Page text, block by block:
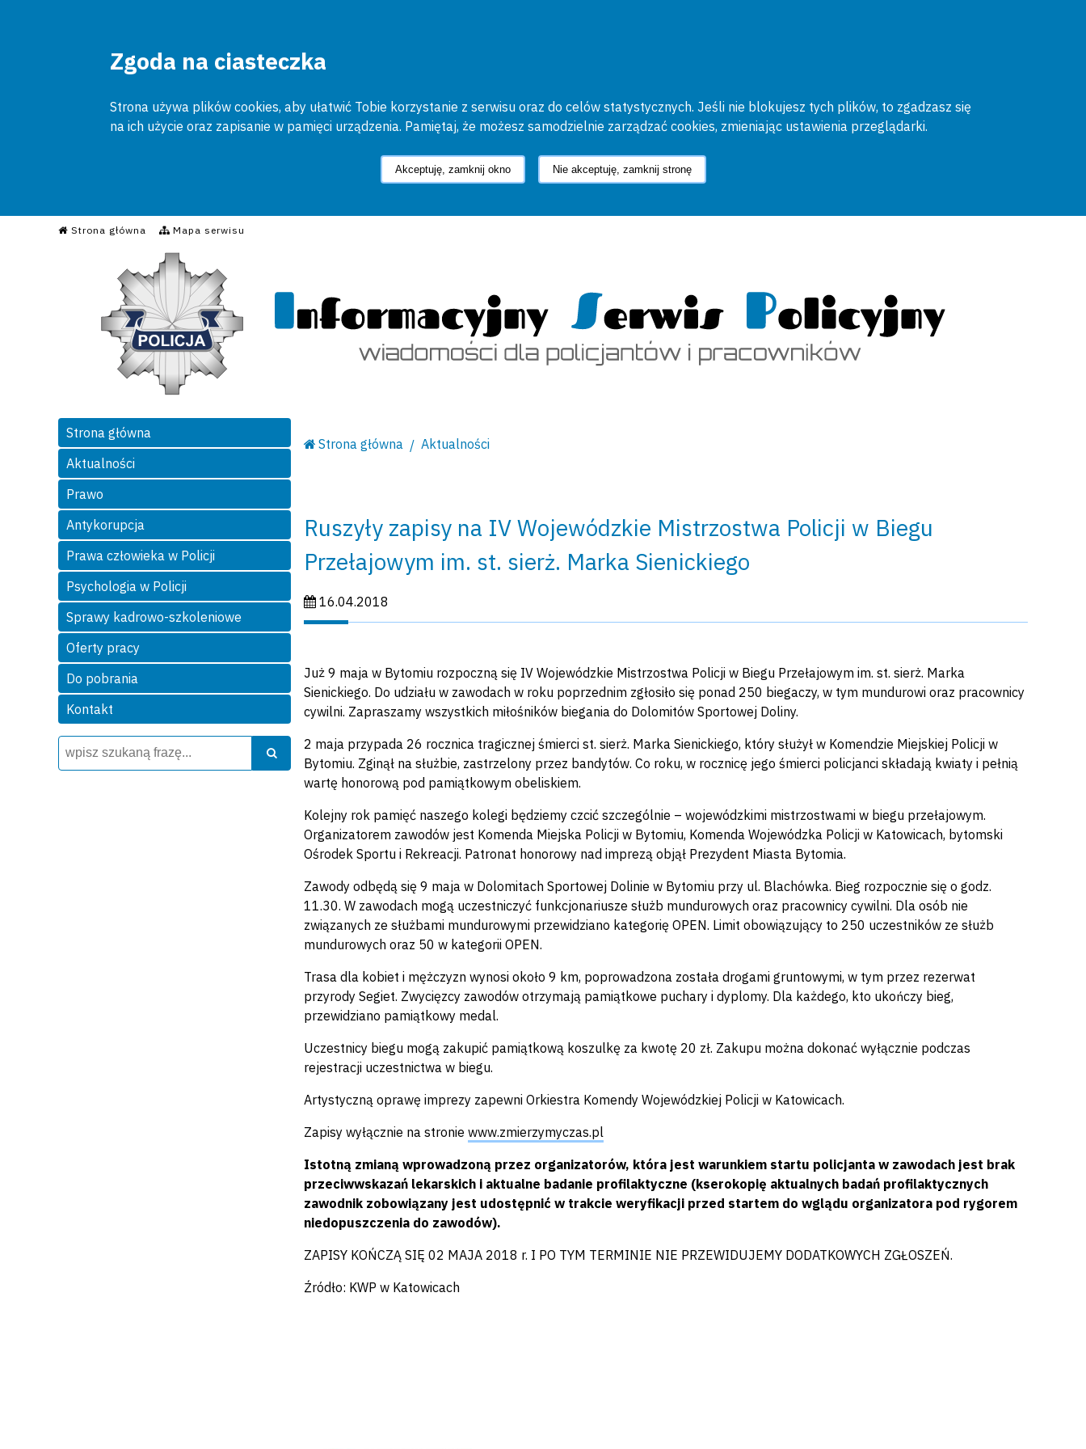
Zgoda na ciasteczka
Strona używa plików cookies, aby ułatwić Tobie korzystanie z serwisu oraz do celów statystycznych. Jeśli nie blokujesz tych plików, to zgadzasz się
na ich użycie oraz zapisanie w pamięci urządzenia. Pamiętaj, że możesz samodzielnie zarządzać cookies, zmieniając ustawienia przeglądarki.
Akceptuję, zamknij okno Nie akceptuję, zamknij stronę
Strona główna Mapa serwisu
Informacyjny Serwis Policyjny
Strona główna
Aktualności
Prawo
Antykorupcja
Prawa człowieka w Policji
Psychologia w Policji
Sprawy kadrowo-szkoleniowe
Oferty pracy
Do pobrania
Kontakt
Wyszukiwarka
Szukaj Szukaj
Strona główna Aktualności
Ruszyły zapisy na IV Wojewódzkie Mistrzostwa Policji w Biegu
Przełajowym im. st. sierż. Marka Sienickiego
Data publikacji:
16.04.2018
Już 9 maja w Bytomiu rozpoczną się IV Wojewódzkie Mistrzostwa Policji w Biegu Przełajowym im. st. sierż. Marka
Sienickiego. Do udziału w zawodach w roku poprzednim zgłosiło się ponad 250 biegaczy, w tym mundurowi oraz pracownicy
cywilni. Zapraszamy wszystkich miłośników biegania do Dolomitów Sportowej Doliny.
2 maja przypada 26 rocznica tragicznej śmierci st. sierż. Marka Sienickiego, który służył w Komendzie Miejskiej Policji w
Bytomiu. Zginął na służbie, zastrzelony przez bandytów. Co roku, w rocznicę jego śmierci policjanci składają kwiaty i pełnią
wartę honorową pod pamiątkowym obeliskiem.
Kolejny rok pamięć naszego kolegi będziemy czcić szczególnie – wojewódzkimi mistrzostwami w biegu przełajowym.
Organizatorem zawodów jest Komenda Miejska Policji w Bytomiu, Komenda Wojewódzka Policji w Katowicach, bytomski
Ośrodek Sportu i Rekreacji. Patronat honorowy nad imprezą objął Prezydent Miasta Bytomia.
Zawody odbędą się 9 maja w Dolomitach Sportowej Dolinie w Bytomiu przy ul. Blachówka. Bieg rozpocznie się o godz.
11.30. W zawodach mogą uczestniczyć funkcjonariusze służb mundurowych oraz pracownicy cywilni. Dla osób nie
związanych ze służbami mundurowymi przewidziano kategorię OPEN. Limit obowiązujący to 250 uczestników ze służb
mundurowych oraz 50 w kategorii OPEN.
Trasa dla kobiet i mężczyzn wynosi około 9 km, poprowadzona została drogami gruntowymi, w tym przez rezerwat
przyrody Segiet. Zwycięzcy zawodów otrzymają pamiątkowe puchary i dyplomy. Dla każdego, kto ukończy bieg,
przewidziano pamiątkowy medal.
Uczestnicy biegu mogą zakupić pamiątkową koszulkę za kwotę 20 zł. Zakupu można dokonać wyłącznie podczas
rejestracji uczestnictwa w biegu.
Artystyczną oprawę imprezy zapewni Orkiestra Komendy Wojewódzkiej Policji w Katowicach.
Zapisy wyłącznie na stronie www.zmierzymyczas.pl
Istotną zmianą wprowadzoną przez organizatorów, która jest warunkiem startu policjanta w zawodach jest brak
przeciwwskazań lekarskich i aktualne badanie profilaktyczne (kserokopię aktualnych badań profilaktycznych
zawodnik zobowiązany jest udostępnić w trakcie weryfikacji przed startem do wglądu organizatora pod rygorem
niedopuszczenia do zawodów).
ZAPISY KOŃCZĄ SIĘ 02 MAJA 2018 r. I PO TYM TERMINIE NIE PRZEWIDUJEMY DODATKOWYCH ZGŁOSZEŃ.
Źródło: KWP w Katowicach